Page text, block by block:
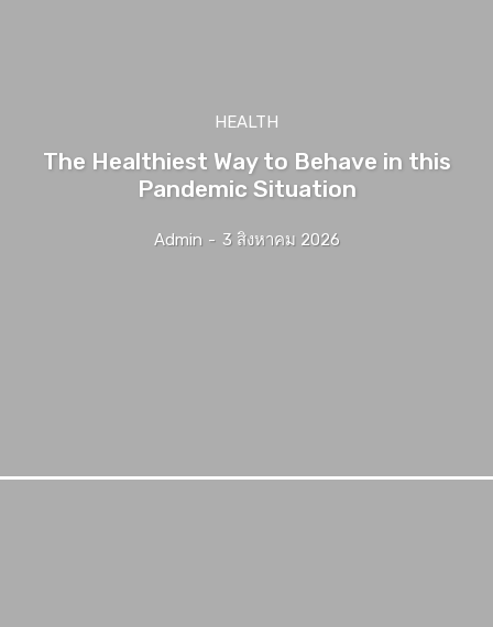
HEALTH
The Healthiest Way to Behave in this
Pandemic Situation
Admin - 3 สิงหาคม 2026